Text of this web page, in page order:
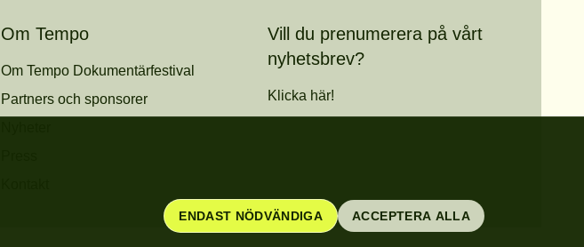
Om Tempo
Om Tempo Dokumentärfestival
Partners och sponsorer
Vill du prenumerera på vårt
nyhetsbrev?
Klicka här!
ENDAST NÖDVÄNDIGA ACCEPTERA ALLA